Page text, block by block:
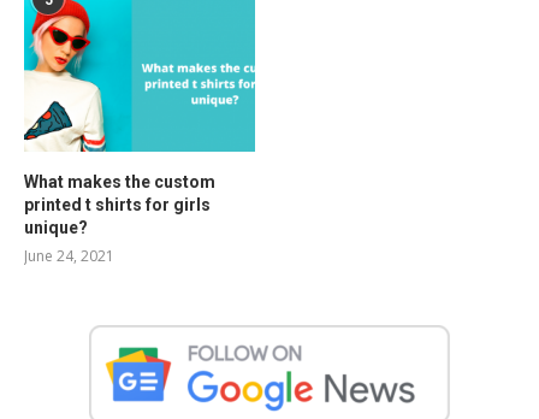
What makes the custom
printed t shirts for girls
unique?
June 24, 2021